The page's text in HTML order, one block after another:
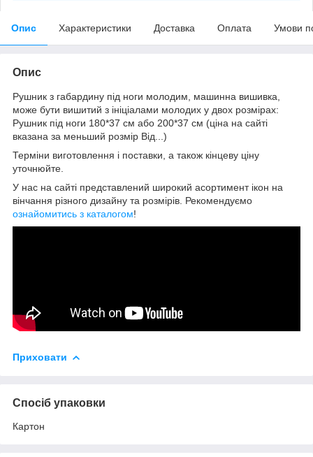
Опис Характеристики Доставка Оплата Умови
Опис
Рушник з габардину під ноги молодим, машинна вишивка,
може бути вишитий з ініціалами молодих у двох розмірах:
Рушник під ноги 180*37 см або 200*37 см (ціна на сайті
вказана за меньший розмір Від...)
Терміни виготовлення і поставки, а також кінцеву ціну
уточнюйте.
У нас на сайті представлений широкий асортимент ікон на
вінчання різного дизайну та розмірів. Рекомендуємо
ознайомитись з каталогом!
Приховати
Спосіб упаковки
Картон